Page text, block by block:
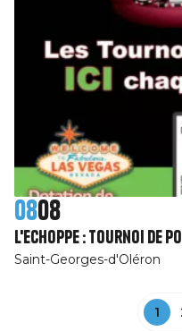
0808
L'Echoppe : Tournoi de
Saint-Georges-d'Oléron
1